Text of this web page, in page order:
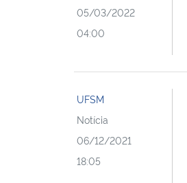
05/03/2022
04:00
UFSM
Notícia
06/12/2021
18:05